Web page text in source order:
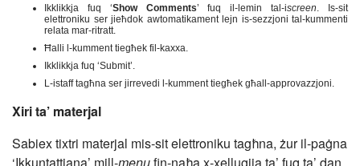
Ikklikkja fuq ‘Show Comments’ fuq il-lemin tal-iscreen. Is-sit
elettroniku ser jieħdok awtomatikament lejn is-sezzjoni tal-kummenti
relata mar-ritratt.
Ħalli l-kumment tiegħek fil-kaxxa.
Ikklikkja fuq ‘Submit’.
L-istaff tagħna ser jirrevedi l-kumment tiegħek għall-approvazzjoni.
Xiri ta’ materjal
Sabiex tixtri materjal mis-sit elettroniku tagħna, żur il-paġna